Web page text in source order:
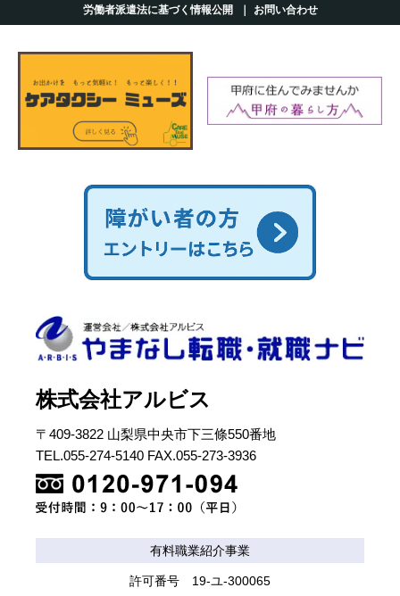
労働者派遣法に基づく情報公開
お問い合わせ
株式会社アルビス
〒409-3822 山梨県中央市下三條550番地
TEL.055-274-5140 FAX.055-273-3936
有料職業紹介事業
許可番号 19-ユ-300065